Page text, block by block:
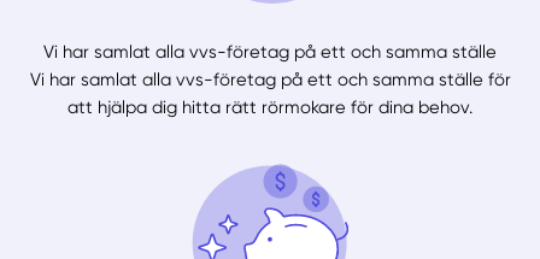
Vi har samlat alla vvs-företag på ett och samma ställe
Vi har samlat alla vvs-företag på ett och samma ställe för
att hjälpa dig hitta rätt rörmokare för dina behov.